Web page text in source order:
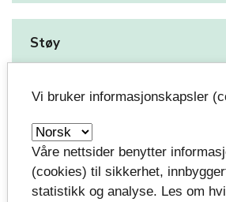
Støy
Overstadig beruselse og bruk
Voldtekt, slåsskamper og
Vi bruker informasjonskapsler
Våre nettsider benytter
(cookies) til sikkerhet,
statistikk og analyse. Les om